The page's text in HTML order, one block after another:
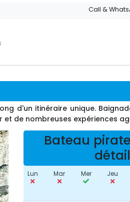
Call &
d'un itinéraire unique.
de nombreuses expériences
Bateau
Lun Mar Mer Jeu